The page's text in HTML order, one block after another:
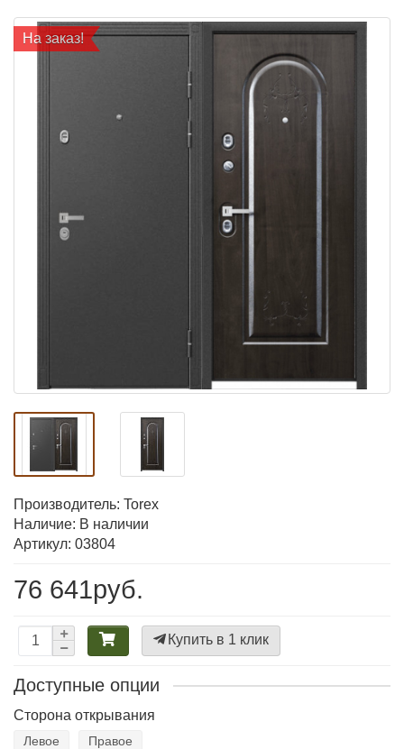
На заказ!
Производитель: Torex
Наличие: В наличии
Артикул: 03804
76 641руб.
Купить в 1 клик
Доступные опции
Сторона открывания
Левое Правое